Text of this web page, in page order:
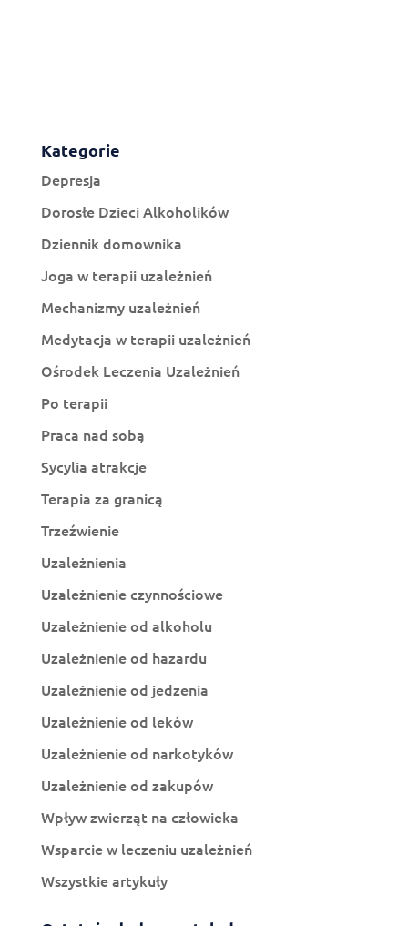
Kategorie
Depresja
Dorosłe Dzieci Alkoholików
Dziennik domownika
Joga w terapii uzależnień
Mechanizmy uzależnień
Medytacja w terapii uzależnień
Ośrodek Leczenia Uzależnień
Po terapii
Praca nad sobą
Sycylia atrakcje
Terapia za granicą
Trzeźwienie
Uzależnienia
Uzależnienie czynnościowe
Uzależnienie od alkoholu
Uzależnienie od hazardu
Uzależnienie od jedzenia
Uzależnienie od leków
Uzależnienie od narkotyków
Uzależnienie od zakupów
Wpływ zwierząt na człowieka
Wsparcie w leczeniu uzależnień
Wszystkie artykuły